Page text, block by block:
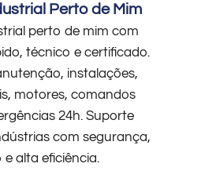
Perto de Mim
perto de mim com
técnico e certificado.
instalações,
motores, comandos
24h. Suporte
com segurança,
e alta eficiência.